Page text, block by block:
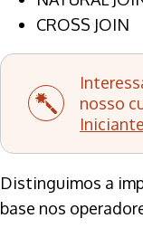
CROSS JOIN
nosso
Distinguimos a
base nos